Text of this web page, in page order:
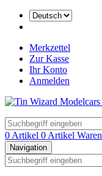
Merkzettel
Zur Kasse
Ihr Konto
Anmelden
0 Artikel 0 Artikel
Navigation